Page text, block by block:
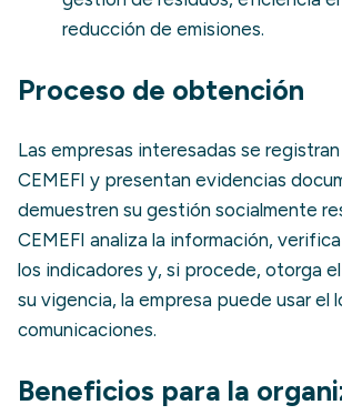
reducción de emisiones.
Proceso de obtención
Las empresas interesadas se
CEMEFI y presentan evidencias
demuestren su gestión socialmente
CEMEFI analiza la información,
los indicadores y, si procede, otorga
su vigencia, la empresa puede usar el
comunicaciones.
Beneficios para la